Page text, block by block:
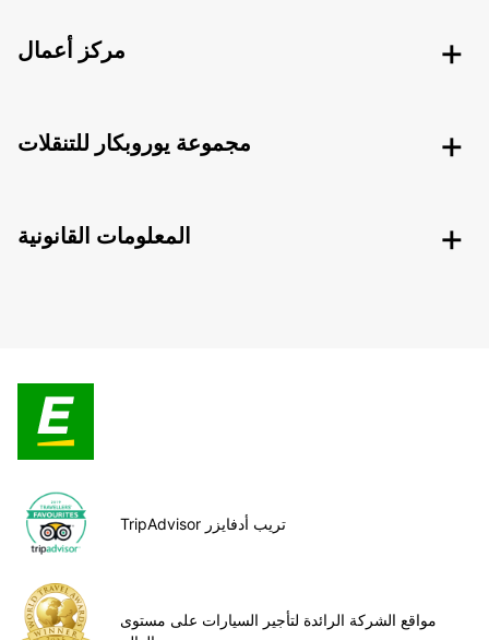
مركز أعمال
مجموعة يوروبكار للتنقلات
المعلومات القانونية
TripAdvisor تريب أدفايزر
مواقع الشركة الرائدة لتأجير السيارات على مستوى